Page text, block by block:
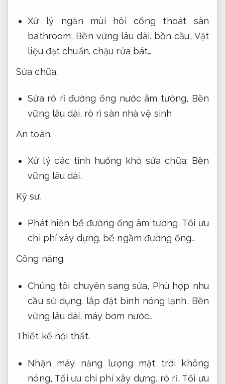
Xử lý ngăn mùi hôi cống thoát sàn
bathroom, Bền vững lâu dài. bồn cầu, Vật
liệu đạt chuẩn. chậu rửa bát…
Sửa chữa.
Sửa rò rỉ đường ống nước âm tường, Bền
vững lâu dài. rò rỉ sàn nhà vệ sinh
An toàn.
Xử lý các tình huống khó sửa chữa: Bền
vững lâu dài.
Kỹ sư.
Phát hiện bể đường ống âm tường, Tối ưu
chi phí xây dựng. bể ngầm đường ống…
Công năng.
Chúng tôi chuyên sang sửa, Phù hợp nhu
cầu sử dụng. lắp đặt bình nóng lạnh, Bền
vững lâu dài. máy bơm nước…
Thiết kế nội thất.
Nhận máy năng lượng mặt trời không
nóng, Tối ưu chi phí xây dựng. rò rỉ, Tối ưu